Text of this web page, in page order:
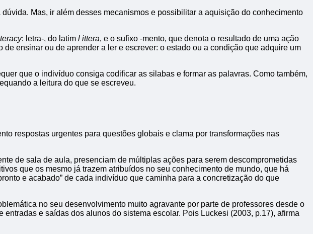
Mas, ir além desses mecanismos e possibilitar a aquisição do conhecimento
: letra-, do latim l ittera, e o sufixo -mento, que denota o resultado de uma ação
ensinar ou de aprender a ler e escrever: o estado ou a condição que adquire um
que o indivíduo consiga codificar as silabas e formar as palavras. Como também,
a leitura do que se escreveu.
respostas urgentes para questões globais e clama por transformações nas
de sala de aula, presenciam de múltiplas ações para serem descomprometidas
que os mesmo já trazem atribuídos no seu conhecimento de mundo, que há
e acabado” de cada indivíduo que caminha para a concretização do que
no seu desenvolvimento muito agravante por parte de professores desde o
e saídas dos alunos do sistema escolar. Pois Luckesi (2003, p.17), afirma